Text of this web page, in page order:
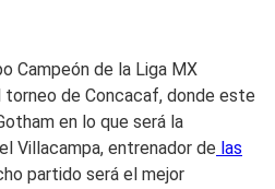
Campeón de la Liga MX
torneo de Concacaf, donde este
en lo que será la
Villacampa, entrenador de las
partido será el mejor